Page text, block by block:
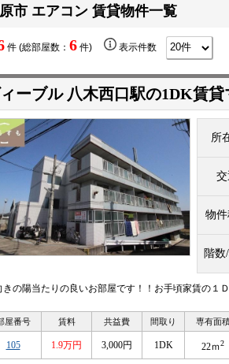
市 エアコン 賃貸物件一覧
件 (総部屋数： 6 件) 表示件数
ーブル 八木西口駅の1DK賃貸
所
交
物件
階数
きの陽当たりの良いお部屋です！！お手頃家賃の１
屋番号 賃料 共益費 間取り 専有面
105 1.9万円 3,000円 1DK 22ｍ2